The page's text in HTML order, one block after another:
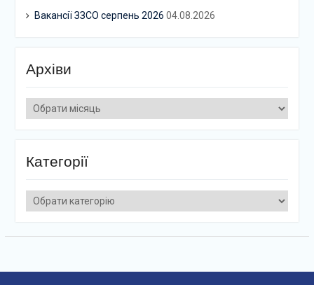
Вакансії ЗЗСО серпень 2026 04.08.2026
Архіви
Архіви
Категорії
Категорії